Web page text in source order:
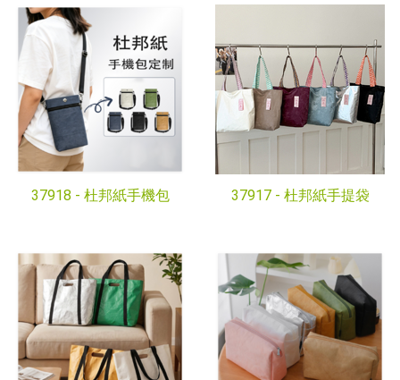
37918 - 杜邦紙手機包 37917 - 杜邦紙手提袋